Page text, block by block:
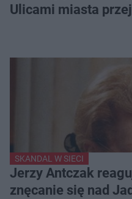
Ulicami miasta
SKANDAL W SIECI
Jerzy Antczak
znęcanie się nad